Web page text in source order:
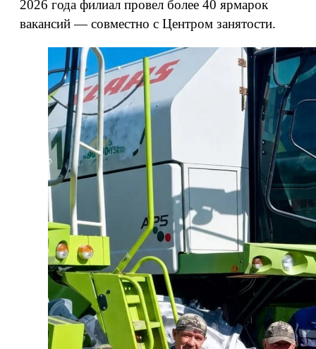
2026 года филиал провел более 40 ярмарок
вакансий — совместно с Центром занятости.